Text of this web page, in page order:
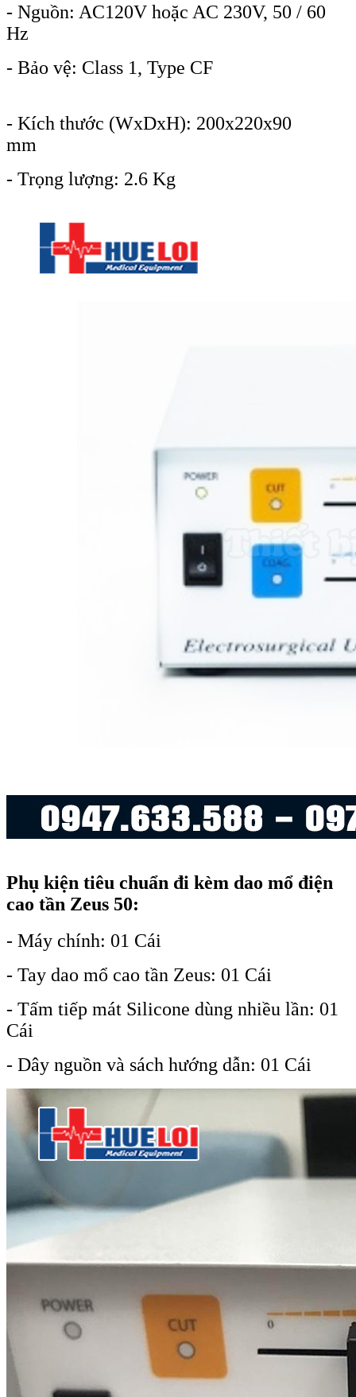
- Nguồn: AC120V hoặc AC 230V, 50 / 60
Hz
- Bảo vệ: Class 1, Type CF
- Kích thước (WxDxH): 200x220x90
mm
- Trọng lượng: 2.6 Kg
Phụ kiện tiêu chuẩn đi kèm dao mổ điện
cao tần Zeus 50:
- Máy chính: 01 Cái
- Tay dao mổ cao tần Zeus: 01 Cái
- Tấm tiếp mát Silicone dùng nhiều lần: 01
Cái
- Dây nguồn và sách hướng dẫn: 01 Cái